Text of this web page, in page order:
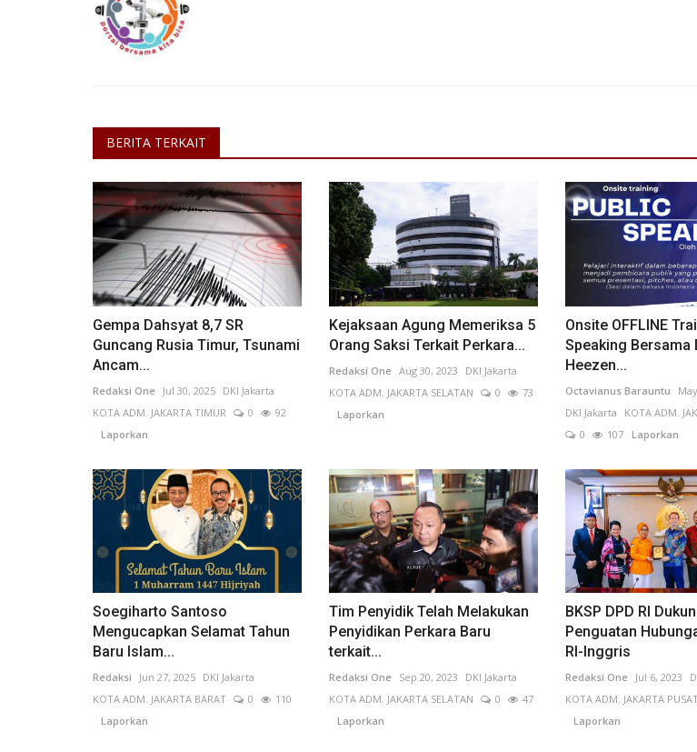
BERITA TERKAIT
Gempa Dahsyat 8,7 SR
Guncang Rusia Timur, Tsunami
Ancam...
Redaksi One Jul 30, 2025 DKI Jakarta
KOTA ADM. JAKARTA TIMUR
0
92
Laporkan
Kejaksaan Agung Memeriksa 5
Orang Saksi Terkait Perkara...
Redaksi One Aug 30, 2023
DKI Jakarta
KOTA ADM. JAKARTA SELATAN
0
73
Laporkan
Onsite OFFLINE
Speaking Bersama
Heezen...
Octavianus Barauntu
DKI Jakarta
KOTA ADM.
0
107Laporkan
Soegiharto Santoso
Mengucapkan Selamat Tahun
Baru Islam...
Redaksi Jun 27, 2025 DKI Jakarta
KOTA ADM. JAKARTA BARAT
0
110
Laporkan
Tim Penyidik Telah Melakukan
Penyidikan Perkara Baru
terkait...
Redaksi One Sep 20, 2023
DKI Jakarta
KOTA ADM. JAKARTA SELATAN
0
47
Laporkan
BKSP DPD RI
Penguatan
RI-Inggris
Redaksi One Jul 6, 2023
KOTA ADM. JAKARTA
Laporkan